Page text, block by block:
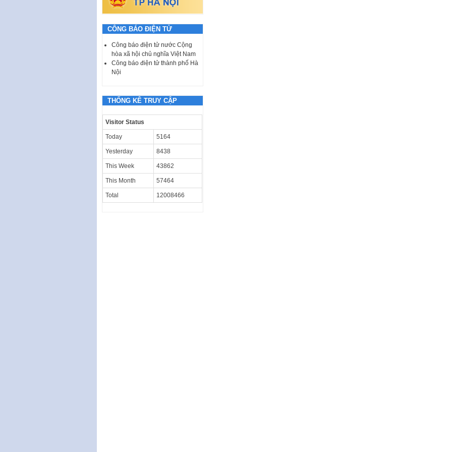
CÔNG BÁO ĐIỆN TỬ
Công báo điện tử nước Cộng
hòa xã hội chủ nghĩa Việt Nam
Công báo điện tử thành phố Hà
Nội
THỐNG KÊ TRUY CẬP
Visitor Status
Today 5164
Yesterday 8438
This Week 43862
This Month 57464
Total 12008466